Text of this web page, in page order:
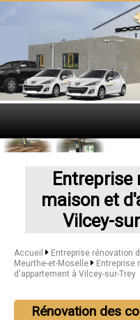
Entreprise
maison et
Vilcey-
Accueil
Entreprise rénovation
Meurthe-et-Moselle
Entreprise
d'appartement à Vilcey-sur-Trey
Rénovation des